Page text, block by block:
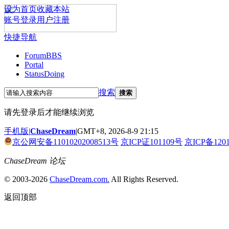
设为首页收藏本站
账号登录用户注册
快捷导航
ForumBBS
Portal
StatusDoing
搜索 搜索
请先登录后才能继续浏览
手机版|ChaseDream|GMT+8, 2026-8-9 21:15
京公网安备11010202008513号 京ICP证101109号 京ICP备
ChaseDream 论坛
© 2003-2026 ChaseDream.com. All Rights Reserved.
返回顶部